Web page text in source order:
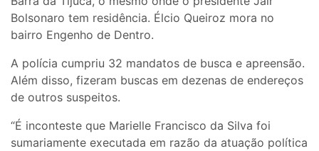
Bolsonaro tem residência. Élcio Queiroz mora no
bairro Engenho de Dentro.
A polícia cumpriu 32 mandatos de busca e apreensão.
Além disso, fizeram buscas em dezenas de endereços
de outros suspeitos.
“É inconteste que Marielle Francisco da Silva foi
sumariamente executada em razão da atuação política